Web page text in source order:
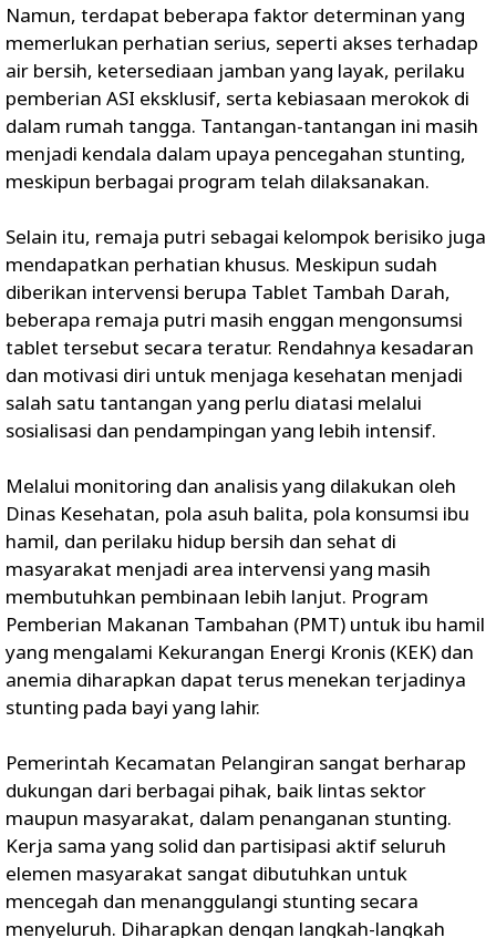
Namun, terdapat beberapa faktor determinan yang
memerlukan perhatian serius, seperti akses terhadap
air bersih, ketersediaan jamban yang layak, perilaku
pemberian ASI eksklusif, serta kebiasaan merokok di
dalam rumah tangga. Tantangan-tantangan ini masih
menjadi kendala dalam upaya pencegahan stunting,
meskipun berbagai program telah dilaksanakan.
Selain itu, remaja putri sebagai kelompok berisiko juga
mendapatkan perhatian khusus. Meskipun sudah
diberikan intervensi berupa Tablet Tambah Darah,
beberapa remaja putri masih enggan mengonsumsi
tablet tersebut secara teratur. Rendahnya kesadaran
dan motivasi diri untuk menjaga kesehatan menjadi
salah satu tantangan yang perlu diatasi melalui
sosialisasi dan pendampingan yang lebih intensif.
Melalui monitoring dan analisis yang dilakukan oleh
Dinas Kesehatan, pola asuh balita, pola konsumsi ibu
hamil, dan perilaku hidup bersih dan sehat di
masyarakat menjadi area intervensi yang masih
membutuhkan pembinaan lebih lanjut. Program
Pemberian Makanan Tambahan (PMT) untuk ibu hamil
yang mengalami Kekurangan Energi Kronis (KEK) dan
anemia diharapkan dapat terus menekan terjadinya
stunting pada bayi yang lahir.
Pemerintah Kecamatan Pelangiran sangat berharap
dukungan dari berbagai pihak, baik lintas sektor
maupun masyarakat, dalam penanganan stunting.
Kerja sama yang solid dan partisipasi aktif seluruh
elemen masyarakat sangat dibutuhkan untuk
mencegah dan menanggulangi stunting secara
menyeluruh. Diharapkan dengan langkah-langkah